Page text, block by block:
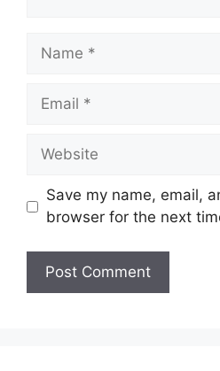
Name
Email
Website
Save my name, email,
browser for the next